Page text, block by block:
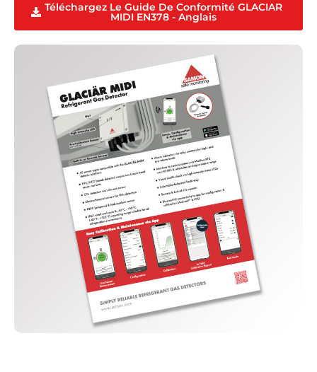
Téléchargez Le Guide De Conformité GLACIAR
MIDI EN378 - Anglais